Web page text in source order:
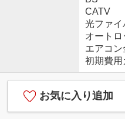
CATV
光ファイ
オートロ
エアコン
初期費用
お気に入り追加